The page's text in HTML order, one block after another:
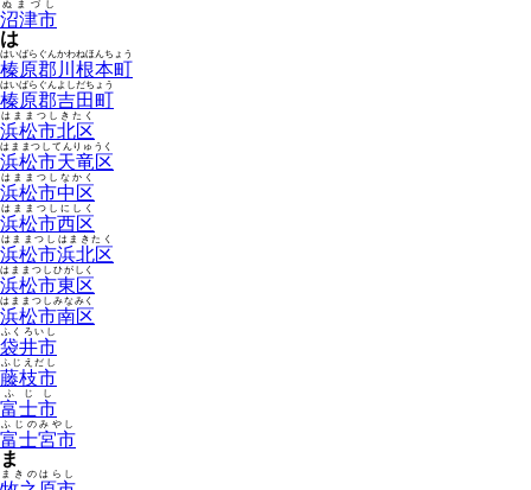
沼津市
ぬまづし
は
榛原郡川根本町
はいばらぐんかわねほんちょう
榛原郡吉田町
はいばらぐんよしだちょう
浜松市北区
はままつしきたく
浜松市天竜区
はままつしてんりゅうく
浜松市中区
はままつしなかく
浜松市西区
はままつしにしく
浜松市浜北区
はままつしはまきたく
浜松市東区
はままつしひがしく
浜松市南区
はままつしみなみく
袋井市
ふくろいし
藤枝市
ふじえだし
富士市
ふじし
富士宮市
ふじのみやし
ま
まきのはらし